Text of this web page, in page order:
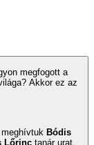
megfogott a
Akkor ez az
Bódis
Lőrinc tanár urat,